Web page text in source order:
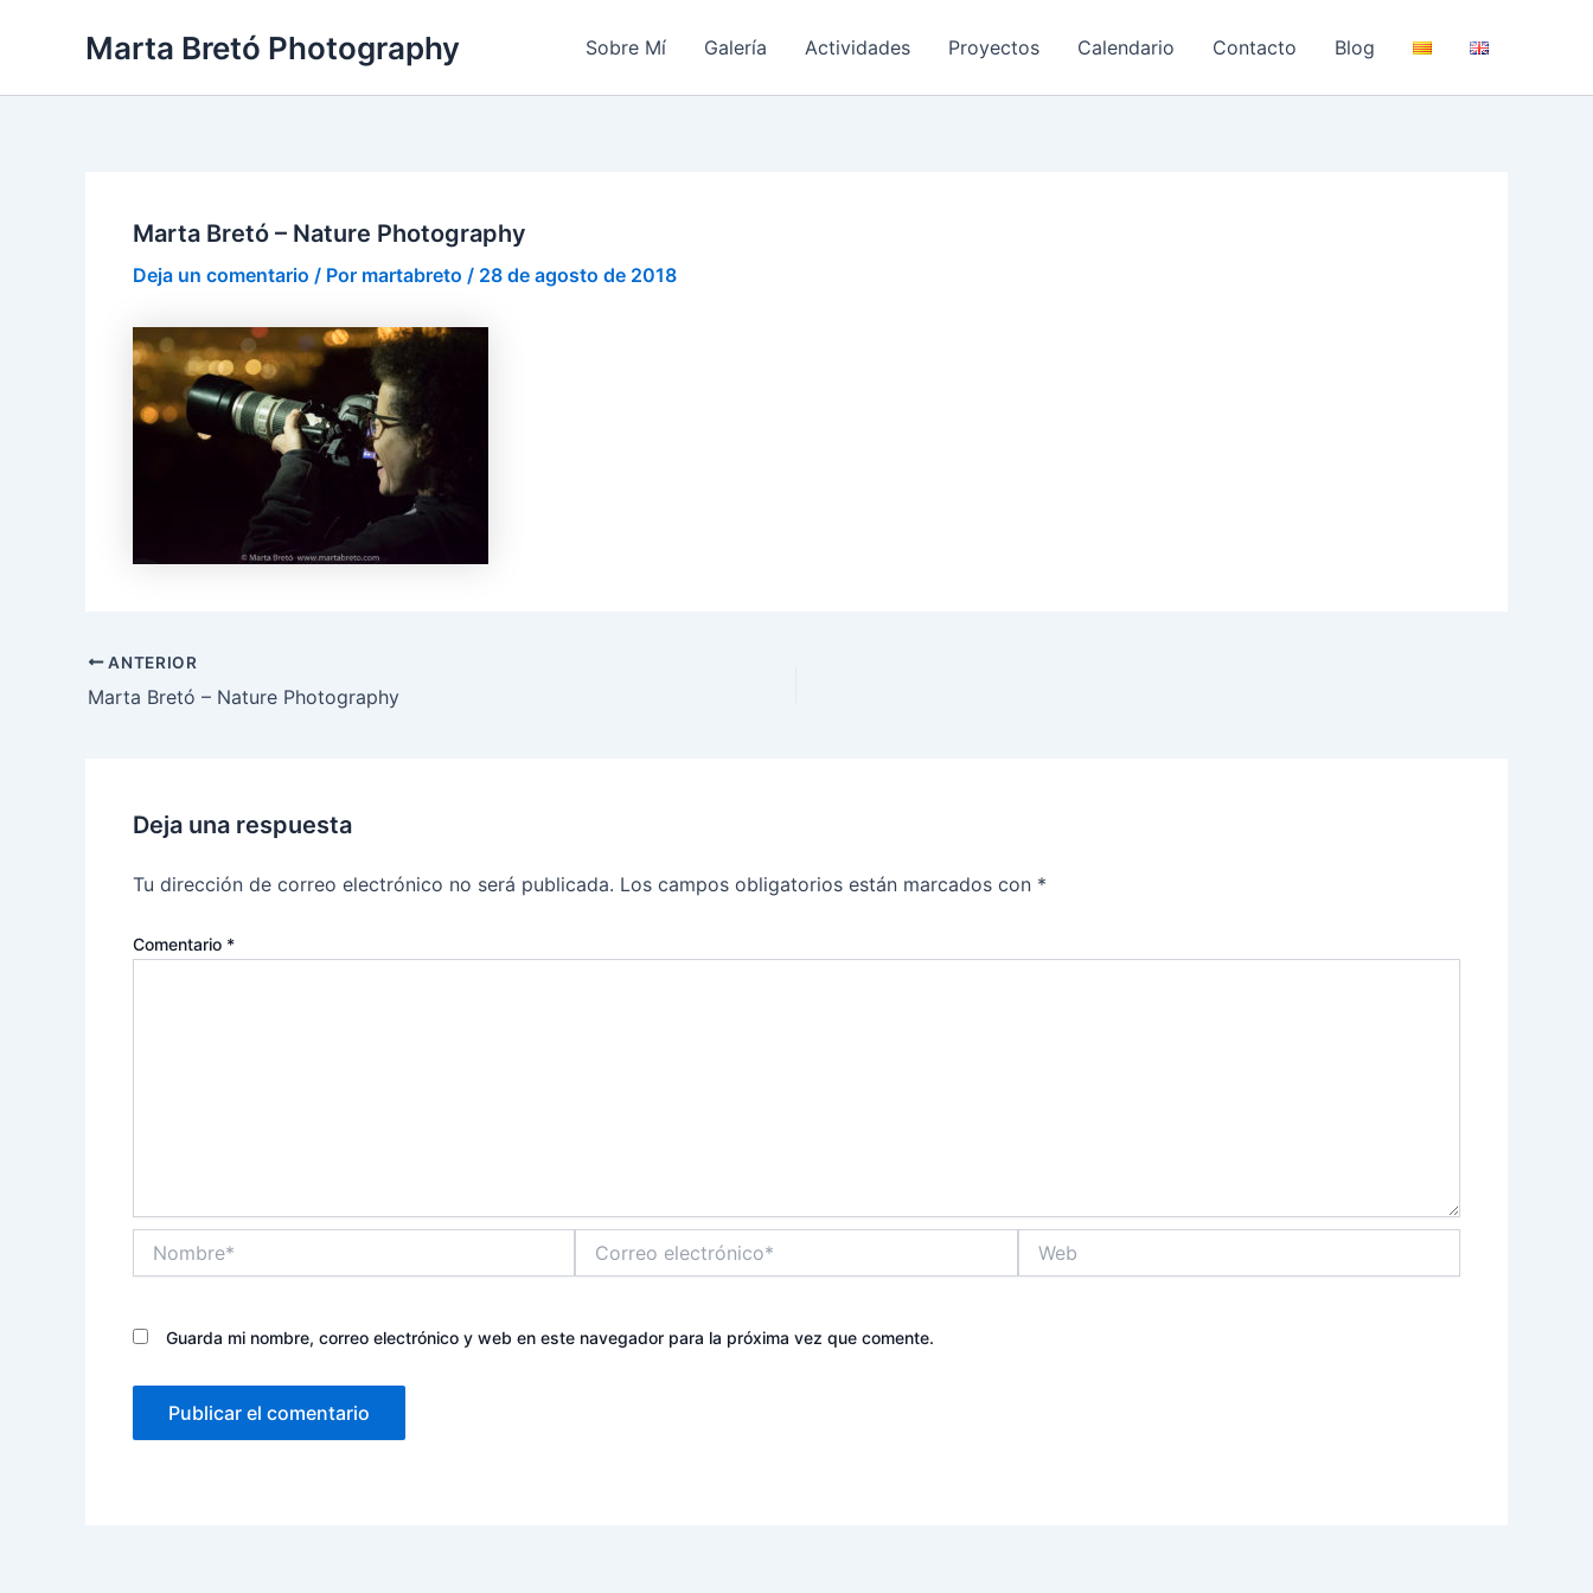
Marta Bretó Photography Sobre Mí Galería Actividades Proyectos Calendario Contacto Blog
Marta Bretó – Nature Photography
Deja un comentario / Por martabreto / 28 de agosto de 2018
de
ANTERIOR
Marta Bretó – Nature Photography
Deja una respuesta
Tu dirección de correo electrónico no será publicada. Los campos obligatorios están marcados con *
Comentario *
electrónico*
Guarda mi nombre, correo electrónico y web en este navegador para la próxima vez que comente.